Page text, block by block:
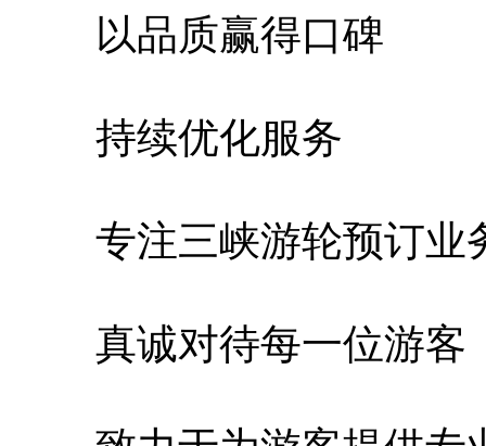
以品质赢得口碑
持续优化服务
专注三峡游轮预订业
真诚对待每一位游客